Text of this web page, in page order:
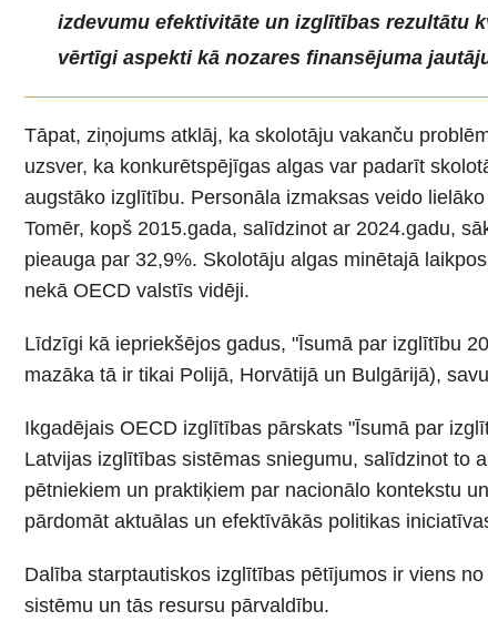
izdevumu efektivitāte un izglītības rezultātu
vērtīgi aspekti kā nozares finansējuma
Tāpat, ziņojums atklāj, ka skolotāju vakanču
uzsver, ka konkurētspējīgas algas var padarīt
augstāko izglītību. Personāla izmaksas veido
Tomēr, kopš 2015.gada, salīdzinot ar 2024.gadu,
pieauga par 32,9%. Skolotāju algas minētajā
nekā OECD valstīs vidēji.
Līdzīgi kā iepriekšējos gadus, "Īsumā par izglītību
mazāka tā ir tikai Polijā, Horvātijā un Bulgārijā),
Ikgadējais OECD izglītības pārskats "Īsumā par
Latvijas izglītības sistēmas sniegumu, salīdzinot to
pētniekiem un praktiķiem par nacionālo kontekstu
pārdomāt aktuālas un efektīvākās politikas
Dalība starptautiskos izglītības pētījumos ir viens
sistēmu un tās resursu pārvaldību.